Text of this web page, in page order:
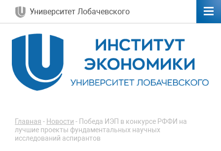
Университет Лобачевского
Главная - Новости - Победа ИЭП в конкурсе РФФИ на
лучшие проекты фундаментальных научных
исследований аспирантов